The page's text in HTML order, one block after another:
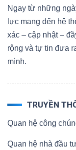
Ngay từ những
lực mang đến hệ
xác – cập nhật –
rộng và tự tin đưa
mình.
TRUYỀN
Quan hệ công
Quan hệ nhà đầu